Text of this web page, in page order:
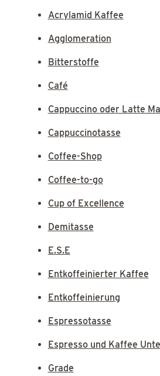
Acrylamid Kaffee
Agglomeration
Bitterstoffe
Café
Cappuccino oder Latte
Cappuccinotasse
Coffee-Shop
Coffee-to-go
Cup of Excellence
Demitasse
E.S.E
Entkoffeinierter Kaffee
Entkoffeinierung
Espressotasse
Espresso und Kaffee
Grade